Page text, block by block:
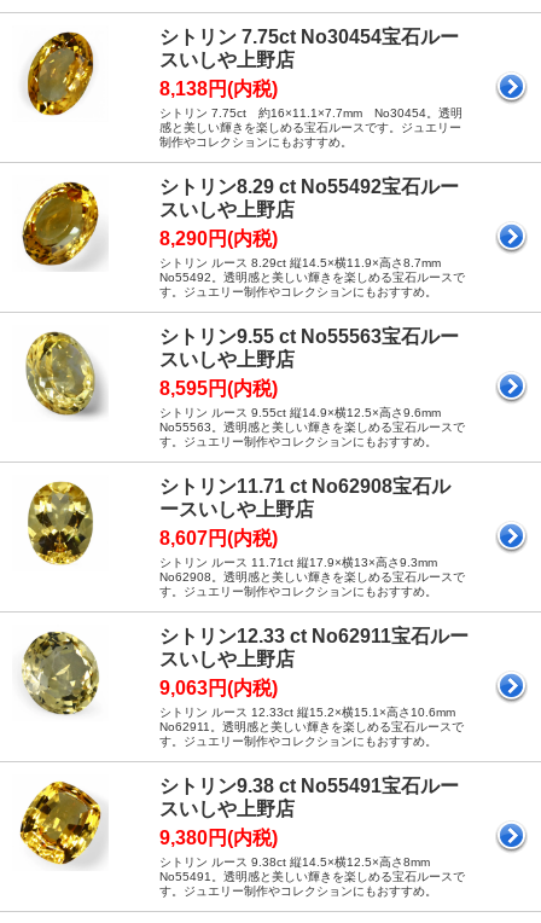
シトリン 7.75ct No30454宝石ルー
スいしや上野店
8,138円(内税)
シトリン 7.75ct 約16×11.1×7.7mm No30454。透明
感と美しい輝きを楽しめる宝石ルースです。ジュエリー
制作やコレクションにもおすすめ。
シトリン8.29 ct No55492宝石ルー
スいしや上野店
8,290円(内税)
シトリン ルース 8.29ct 縦14.5×横11.9×高さ8.7mm
No55492。透明感と美しい輝きを楽しめる宝石ルースで
す。ジュエリー制作やコレクションにもおすすめ。
シトリン9.55 ct No55563宝石ルー
スいしや上野店
8,595円(内税)
シトリン ルース 9.55ct 縦14.9×横12.5×高さ9.6mm
No55563。透明感と美しい輝きを楽しめる宝石ルースで
す。ジュエリー制作やコレクションにもおすすめ。
シトリン11.71 ct No62908宝石ル
ースいしや上野店
8,607円(内税)
シトリン ルース 11.71ct 縦17.9×横13×高さ9.3mm
No62908。透明感と美しい輝きを楽しめる宝石ルースで
す。ジュエリー制作やコレクションにもおすすめ。
シトリン12.33 ct No62911宝石ルー
スいしや上野店
9,063円(内税)
シトリン ルース 12.33ct 縦15.2×横15.1×高さ10.6mm
No62911。透明感と美しい輝きを楽しめる宝石ルースで
す。ジュエリー制作やコレクションにもおすすめ。
シトリン9.38 ct No55491宝石ルー
スいしや上野店
9,380円(内税)
シトリン ルース 9.38ct 縦14.5×横12.5×高さ8mm
No55491。透明感と美しい輝きを楽しめる宝石ルースで
す。ジュエリー制作やコレクションにもおすすめ。